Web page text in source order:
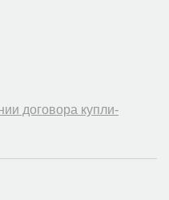
договора купли-